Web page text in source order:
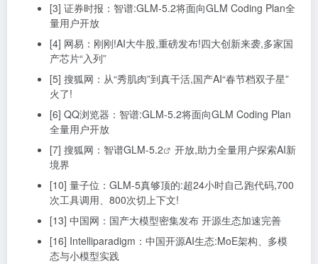
[3] 证券时报：智谱:GLM-5.2将面向GLM Coding Plan全
量用户开放
[4] 网易：刚刚!AI大牛股,重磅发布!四大创新来袭,多家国
产芯片“入列”
[5] 搜狐网：从“秀肌肉”到真干活,国产AI“春节档双子星”
火了!
[6] QQ浏览器：智谱:GLM-5.2将面向GLM Coding Plan
全量用户开放
[7] 搜狐网： 智谱GLM-5.2
开放,助力全量用户探索AI新
境界
[10] 量子位：GLM-5真够顶的:超24小时自己跑代码,700
次工具调用、800次切上下文!
[13] 中国网：国产大模型密集发布 开源生态加速完善
[16] Intelliparadigm：中国开源AI生态:MoE架构、多模
态与小模型实践